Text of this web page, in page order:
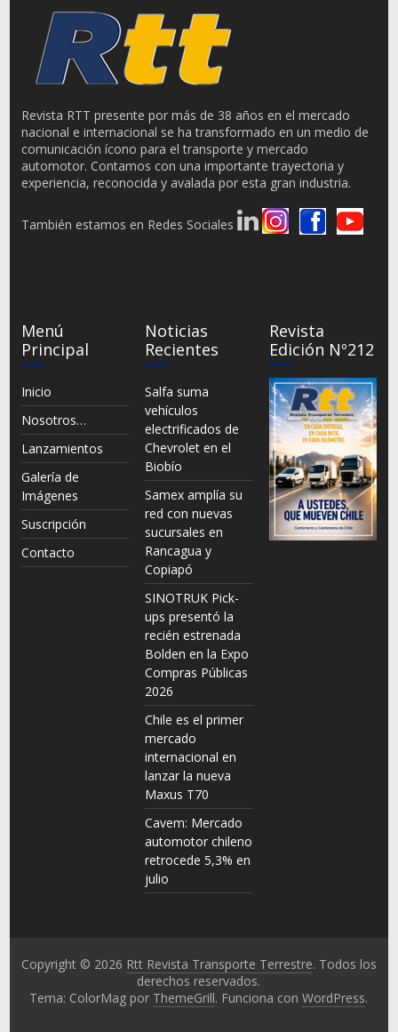
Revista RTT presente por más de 38 años en el mercado
nacional e internacional se ha transformado en un medio de
comunicación ícono para el transporte y mercado
automotor. Contamos con una importante trayectoria y
experiencia, reconocida y avalada por esta gran industria.
También estamos en Redes Sociales
Menú
Principal
Inicio
Nosotros…
Lanzamientos
Galería de
Imágenes
Suscripción
Contacto
Noticias
Recientes
Salfa suma
vehículos
electrificados de
Chevrolet en el
Biobío
Samex amplía su
red con nuevas
sucursales en
Rancagua y
Copiapó
SINOTRUK Pick-
ups presentó la
recién estrenada
Bolden en la Expo
Compras Públicas
2026
Chile es el primer
mercado
internacional en
lanzar la nueva
Maxus T70
Cavem: Mercado
automotor chileno
retrocede 5,3% en
julio
Revista
Edición Nº212
Copyright © 2026 Rtt Revista Transporte Terrestre. Todos los
derechos reservados.
Tema: ColorMag por ThemeGrill. Funciona conWordPress.